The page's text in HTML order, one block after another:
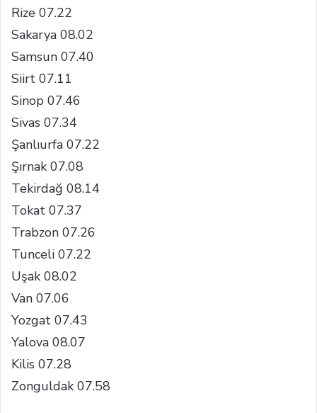
Rize 07.22
Sakarya 08.02
Samsun 07.40
Siirt 07.11
Sinop 07.46
Sivas 07.34
Şanlıurfa 07.22
Şırnak 07.08
Tekirdağ 08.14
Tokat 07.37
Trabzon 07.26
Tunceli 07.22
Uşak 08.02
Van 07.06
Yozgat 07.43
Yalova 08.07
Kilis 07.28
Zonguldak 07.58